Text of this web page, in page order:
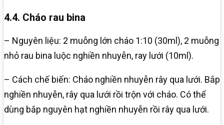
4.4. Cháo rau bina
– Nguyên liệu: 2 muỗng lớn cháo 1:10 (30ml), 2 muỗng
nhỏ rau bina luộc nghiền nhuyễn, ray lưới (10ml).
– Cách chế biến: Cháo nghiền nhuyễn rây qua lưới. Bắp
nghiền nhuyễn, rây qua lưới rồi trộn với cháo. Có thể
dùng bắp nguyên hạt nghiền nhuyễn rồi rây qua lưới.